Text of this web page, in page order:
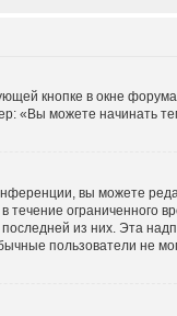
кнопке в окне
«Вы можете начинать
вы можете
течение ограниченного
из них. Эта
пользователи не